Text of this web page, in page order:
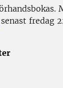
senast fredag